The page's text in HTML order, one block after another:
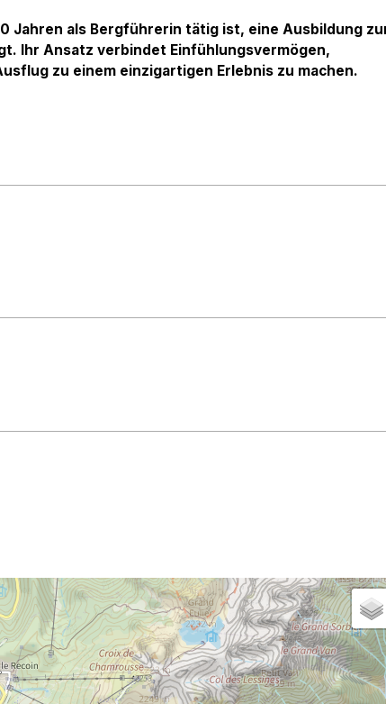
Jahren als Bergführerin tätig ist, eine Ausbildung
Ihr Ansatz verbindet Einfühlungsvermögen,
zu einem einzigartigen Erlebnis zu machen.